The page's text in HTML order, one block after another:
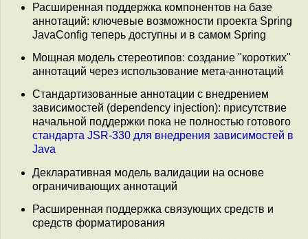
Расширенная поддержка компонентов на базе
аннотаций: ключевые возможности проекта Spring
JavaConfig теперь доступны и в самом Spring
Мощная модель стереотипов: создание "коротких"
аннотаций через использование мета-аннотаций
Стандартизованные аннотации с внедрением
зависимостей (dependency injection): присутствие
начальной поддержки пока не полностью готового
стандарта JSR-330 для внедрения зависимостей в
Java
Декларативная модель валидации на основе
ограничивающих аннотаций
Расширенная поддержка связующих средств и
средств форматирования